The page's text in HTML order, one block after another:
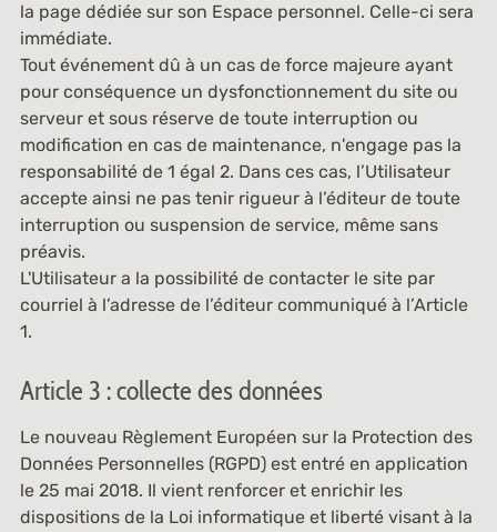
la page dédiée sur son Espace personnel. Celle-ci sera
immédiate.
Tout événement dû à un cas de force majeure ayant
pour conséquence un dysfonctionnement du site ou
serveur et sous réserve de toute interruption ou
modification en cas de maintenance, n'engage pas la
responsabilité de 1 égal 2. Dans ces cas, l’Utilisateur
accepte ainsi ne pas tenir rigueur à l’éditeur de toute
interruption ou suspension de service, même sans
préavis.
L'Utilisateur a la possibilité de contacter le site par
courriel à l’adresse de l’éditeur communiqué à l’Article
1.
Article 3 : collecte des données
Le nouveau Règlement Européen sur la Protection des
Données Personnelles (RGPD) est entré en application
le 25 mai 2018. Il vient renforcer et enrichir les
dispositions de la Loi informatique et liberté visant à la